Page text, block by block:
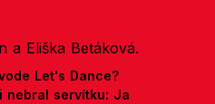
Let's Dance?
nebral servítku: Ja